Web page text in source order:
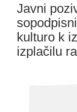
Javni
kulturo k
izplačilu